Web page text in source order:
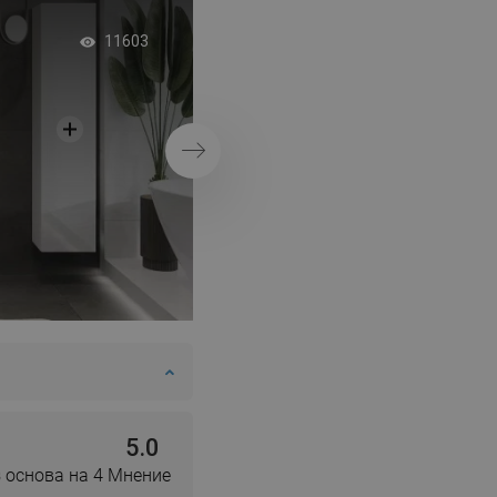
11603
Напред
5.0
на 4 Мнение